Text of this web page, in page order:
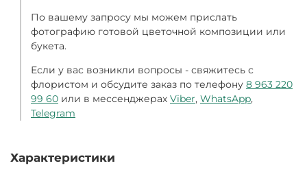
По вашему запросу мы можем прислать
фотографию готовой цветочной композиции или
букета.
Если у вас возникли вопросы - свяжитесь с
флористом и обсудите заказ по телефону 8 963 220
99 60 или в мессенджерах Viber, WhatsApp,
Telegram
Характеристики